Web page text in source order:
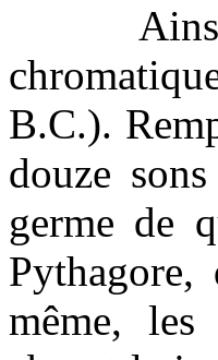
Ainsi,
B.C.).
douze
germe de
même, les